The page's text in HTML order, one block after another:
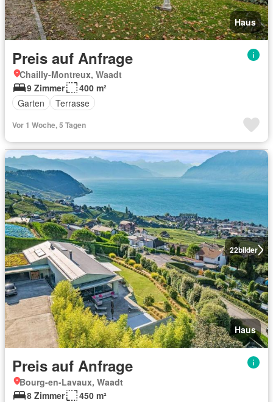
Haus
Preis auf Anfrage
Chailly-Montreux, Waadt
9 Zimmer
400 m²
Garten
Terrasse
Vor 1 Woche, 5 Tagen
22bilder
Haus
Preis auf Anfrage
Bourg-en-Lavaux, Waadt
8 Zimmer
450 m²